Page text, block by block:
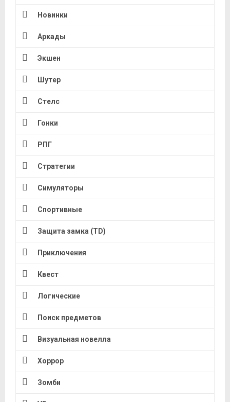
Новинки
Аркады
Экшен
Шутер
Стелс
Гонки
РПГ
Стратегии
Симуляторы
Спортивные
Защита замка (TD)
Приключения
Квест
Логические
Поиск предметов
Визуальная новелла
Хоррор
Зомби